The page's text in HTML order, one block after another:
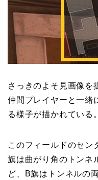
さっきのよそ見画像を
仲間プレイヤーと一緒
る様子が描かれている。
このフィールドのセン
旗は曲がり角のトンネ
ど、B旗はトンネルの